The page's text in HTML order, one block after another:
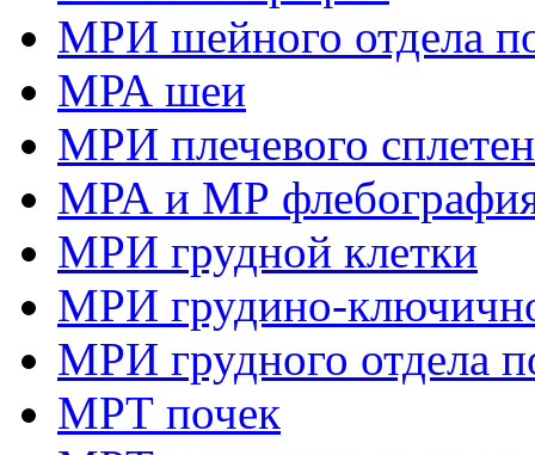
МРИ шейного отдела
МРА шеи
МРИ плечевого
МРА и МР
МРИ грудной клетки
МРИ грудино-
МРИ грудного отдела
МРТ почек